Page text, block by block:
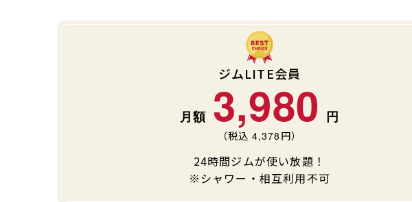
ジムLITE会員
3,980
（税込 4,378 円）
24時間ジムが使い放題！
※シャワー・相互利用不可